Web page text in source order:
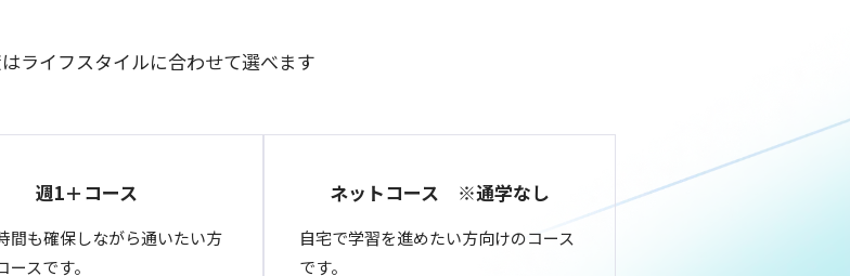
ライフスタイルに合わせて選べます
週1＋コース
間も確保しながら通いたい方
ースです。
ネットコース ※通学なし
自宅で学習を進めたい方向けのコース
です。